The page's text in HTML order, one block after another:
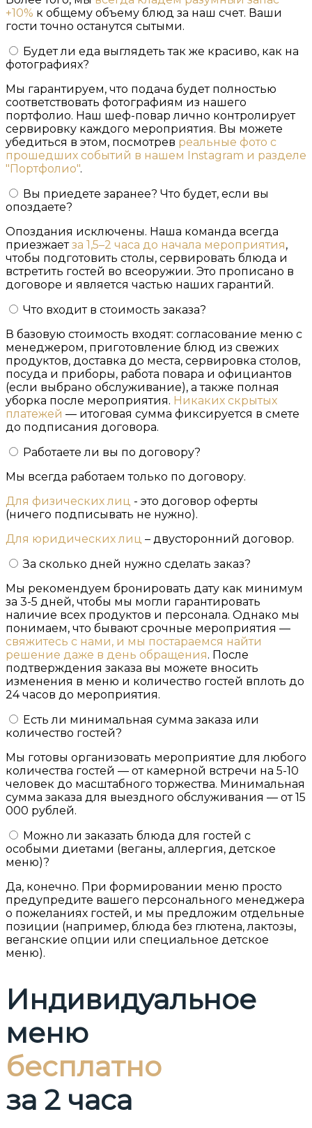
+10% к общему объему блюд за наш счет. Ваши
гости точно останутся сытыми.
Будет ли еда выглядеть так же красиво, как на
фотографиях?
Мы гарантируем, что подача будет полностью
соответствовать фотографиям из нашего
портфолио. Наш шеф-повар лично контролирует
сервировку каждого мероприятия. Вы можете
убедиться в этом, посмотрев реальные фото с
прошедших событий в нашем Instagram и разделе
"Портфолио".
Вы приедете заранее? Что будет, если вы
опоздаете?
Опоздания исключены. Наша команда всегда
приезжаетза 1,5–2 часа до начала мероприятия,
чтобы подготовить столы, сервировать блюда и
встретить гостей во всеоружии. Это прописано в
договоре и является частью наших гарантий.
Что входит в стоимость заказа?
В базовую стоимость входят: согласование меню с
менеджером, приготовление блюд из свежих
продуктов, доставка до места, сервировка столов,
посуда и приборы, работа повара и официантов
(если выбрано обслуживание), а также полная
уборка после мероприятия. Никаких скрытых
платежей — итоговая сумма фиксируется в смете
до подписания договора.
Работаете ли вы по договору?
Мы всегда работаем только по договору.
Для физических лиц - это договор оферты
(ничего подписывать не нужно).
Для юридических лиц – двусторонний договор.
За сколько дней нужно сделать заказ?
Мы рекомендуем бронировать дату как минимум
за 3-5 дней, чтобы мы могли гарантировать
наличие всех продуктов и персонала. Однако мы
понимаем, что бывают срочные мероприятия —
свяжитесь с нами, и мы постараемся найти
решение даже в день обращения. После
подтверждения заказа вы можете вносить
изменения в меню и количество гостей вплоть до
24 часов до мероприятия.
Есть ли минимальная сумма заказа или
количество гостей?
Мы готовы организовать мероприятие для любого
количества гостей — от камерной встречи на 5-10
человек до масштабного торжества. Минимальная
сумма заказа для выездного обслуживания — от 15
000 рублей.
Можно ли заказать блюда для гостей с
особыми диетами (веганы, аллергия, детское
меню)?
Да, конечно. При формировании меню просто
предупредите вашего персонального менеджера
о пожеланиях гостей, и мы предложим отдельные
позиции (например, блюда без глютена, лактозы,
веганские опции или специальное детское
меню).
Индивидуальное
меню
бесплатно
за 2 часа